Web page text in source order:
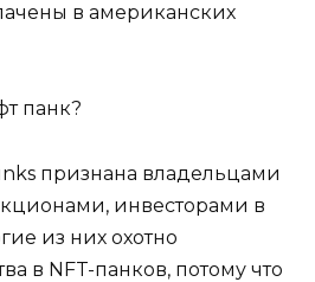
в американских
признана владельцами
инвесторами в
из них охотно
в NFT-панков, потому что